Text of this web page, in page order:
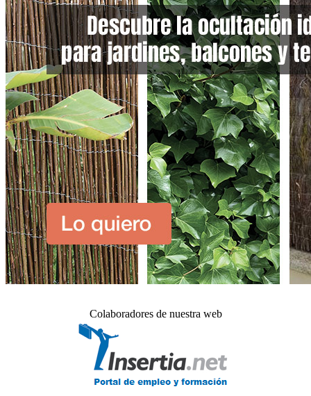
Colaboradores de nuestra web